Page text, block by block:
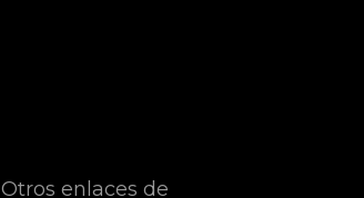
Otros enlaces de